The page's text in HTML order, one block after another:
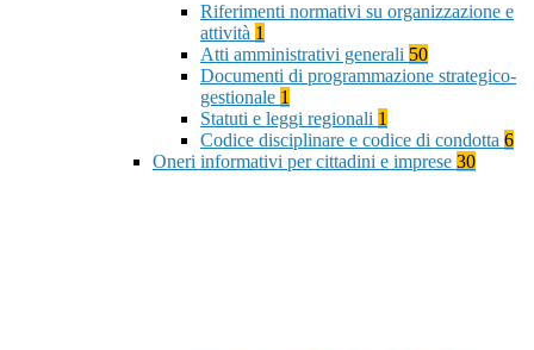
Riferimenti normativi su organizzazione e
attività 1
Atti amministrativi generali 50
Documenti di programmazione strategico-
gestionale 1
Statuti e leggi regionali 1
Codice disciplinare e codice di condotta 6
Oneri informativi per cittadini e imprese 30